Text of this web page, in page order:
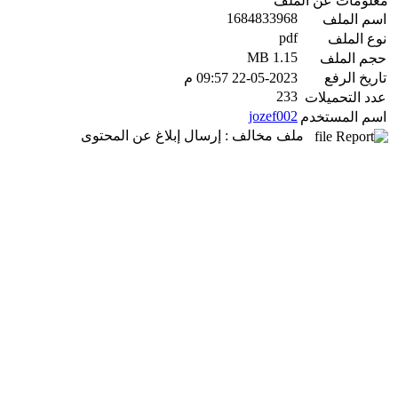
اسم الملف
1684833968
نوع الملف
pdf
حجم الملف
1.15 MB
تاريخ الرفع
22-05-2023 09:57 م
عدد التحميلات 233
اسم المستخدم jozef002
ملف مخالف : إرسال إبلاغ عن المحتوى